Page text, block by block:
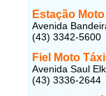
Estação
Avenida
(43) 3342-5600
Fiel Moto Táxi
Avenida Saul
(43) 3336-2644